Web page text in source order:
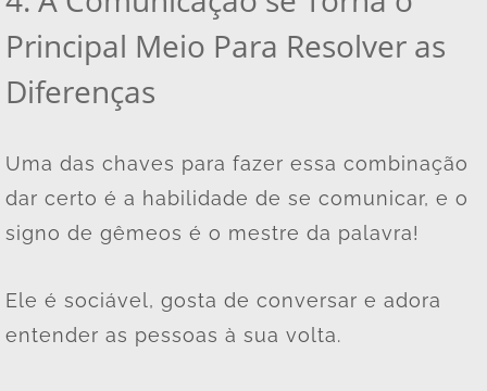
Principal Meio Para Resolver as
Diferenças
Uma das chaves para fazer essa combinação
dar certo é a habilidade de se comunicar, e o
signo de gêmeos é o mestre da palavra!
Ele é sociável, gosta de conversar e adora
entender as pessoas à sua volta.